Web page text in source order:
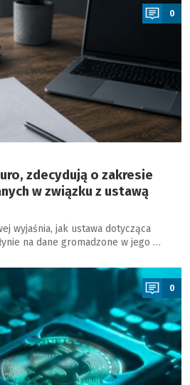
0
zdecydują o zakresie
w związku z ustawą
wyjaśnia, jak ustawa dotycząca
na dane gromadzone w jego …
0